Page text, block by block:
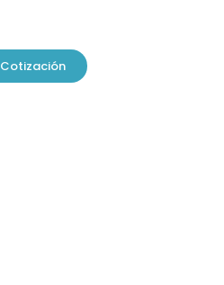
Cotización